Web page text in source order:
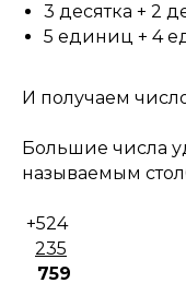
3 десятка + 2
5 единиц + 4
И получаем
Большие числа
называемым
+524
235
759